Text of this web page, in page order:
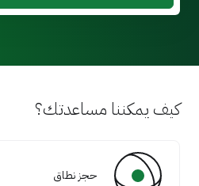
كيف يمكننا مساعدتك؟
حجز نطاق